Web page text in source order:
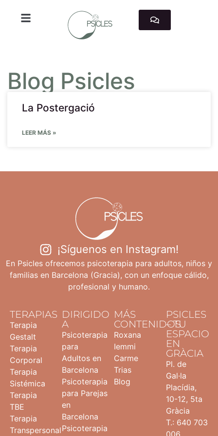
Blog Psicles
La Postergació
LEER MÁS »
¡Síguenos en Instagram!
En Psicles ofrecemos psicoterapia para adultos, niños y
familias en Barcelona (Gracia), con un enfoque cálido,
profesional y humano.
TERAPIAS
Terapia
Gestalt
Terapia
Corporal
Terapia
Sistémica
Terapia
TBE
Terapia
Transpersonal
DIRIGIDO
A
Psicoterapia
para
Adultos en
Barcelona
Psicoterapia
para Parejas
en
Barcelona
Psicoterapia
MÁS
CONTENIDOS
Roxana
Iemmi
Carme
Trias
Blog
PSICLES
– TU
ESPACIO
EN
GRÀCIA
Pl. de
Gal·la
Placídia,
10-12, 5ta
Gràcia
T.: 640 703
006